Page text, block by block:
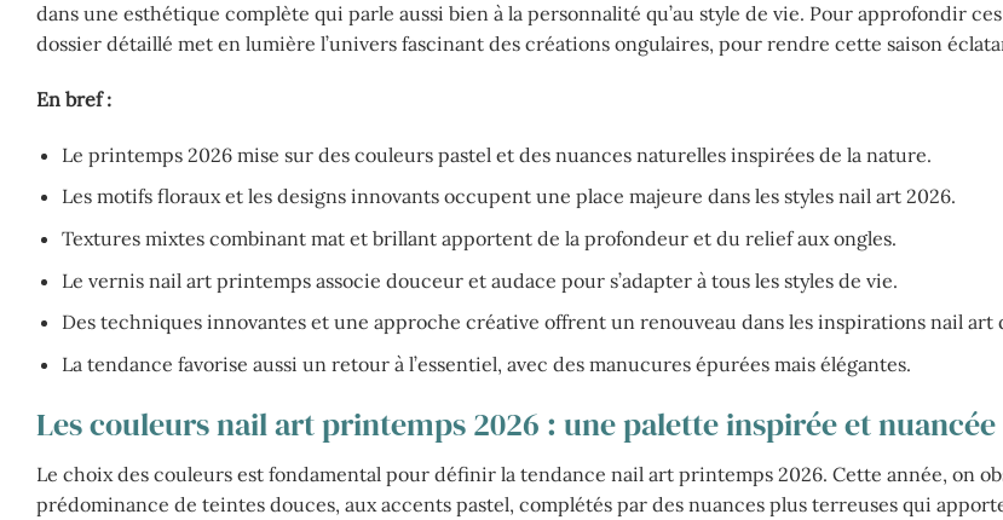
dans une esthétique complète qui parle aussi bien à la personnalité qu’au style de vie. Pour approfondir
dossier détaillé met en lumière l’univers fascinant des créations ongulaires, pour rendre cette saison
En bref :
Le printemps 2026 mise sur des couleurs pastel et des nuances naturelles inspirées de la nature.
Les motifs floraux et les designs innovants occupent une place majeure dans les styles nail art 2026.
Textures mixtes combinant mat et brillant apportent de la profondeur et du relief aux ongles.
Le vernis nail art printemps associe douceur et audace pour s’adapter à tous les styles de vie.
Des techniques innovantes et une approche créative offrent un renouveau dans les inspirations nail art
La tendance favorise aussi un retour à l’essentiel, avec des manucures épurées mais élégantes.
Les couleurs nail art printemps 2026 : une palette inspirée et nuancée
Le choix des couleurs est fondamental pour définir la tendance nail art printemps 2026. Cette année, on
prédominance de teintes douces, aux accents pastel, complétés par des nuances plus terreuses qui